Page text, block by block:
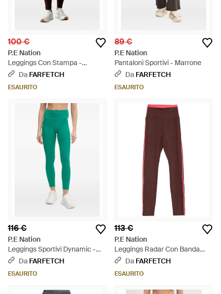
100 €
P.E Nation
Leggings Con Stampa -
Marrone
Da FARFETCH
ESAURITO
89 €
P.E Nation
Pantaloni Sportivi - Marrone
Da FARFETCH
ESAURITO
116 €
P.E Nation
Leggings Sportivi Dynamic -
Verde
Da FARFETCH
ESAURITO
113 €
P.E Nation
Leggings Radar Con Banda
Laterale - Rosso
Da FARFETCH
ESAURITO